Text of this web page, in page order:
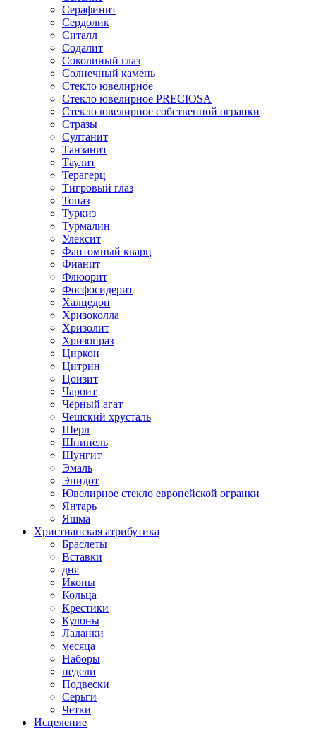
Серафинит
Сердолик
Ситалл
Содалит
Соколиный глаз
Солнечный камень
Стекло ювелирное
Стекло ювелирное PRECIOSA
Стекло ювелирное собственной огранки
Стразы
Султанит
Танзанит
Таулит
Терагерц
Тигровый глаз
Топаз
Туркиз
Турмалин
Улексит
Фантомный кварц
Фианит
Флюорит
Фосфосидерит
Халцедон
Хризоколла
Хризолит
Хризопраз
Циркон
Цитрин
Цоизит
Чароит
Чёрный агат
Чешский хрусталь
Шерл
Шпинель
Шунгит
Эмаль
Эпидот
Ювелирное стекло европейской огранки
Янтарь
Яшма
Христианская атрибутика
Браслеты
Вставки
дня
Иконы
Кольца
Крестики
Кулоны
Ладанки
месяца
Наборы
недели
Подвески
Серьги
Четки
Исцеление